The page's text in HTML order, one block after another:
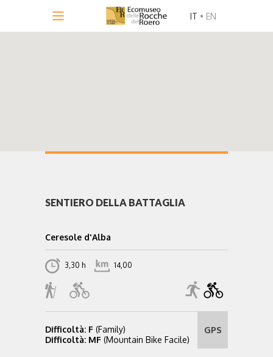
IT • EN
SENTIERO DELLA BATTAGLIA
Ceresole d'Alba
3,30 h 14,00
Difficoltà: F (Family)
Difficoltà: MF (Mountain Bike Facile)
GPS